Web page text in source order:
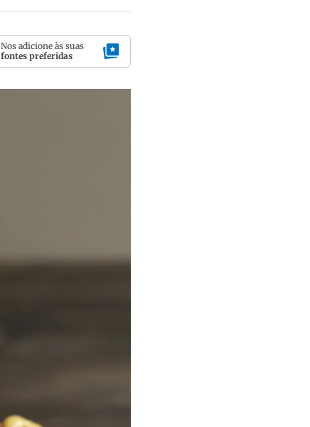
Nos adicione às suas
fontes preferidas